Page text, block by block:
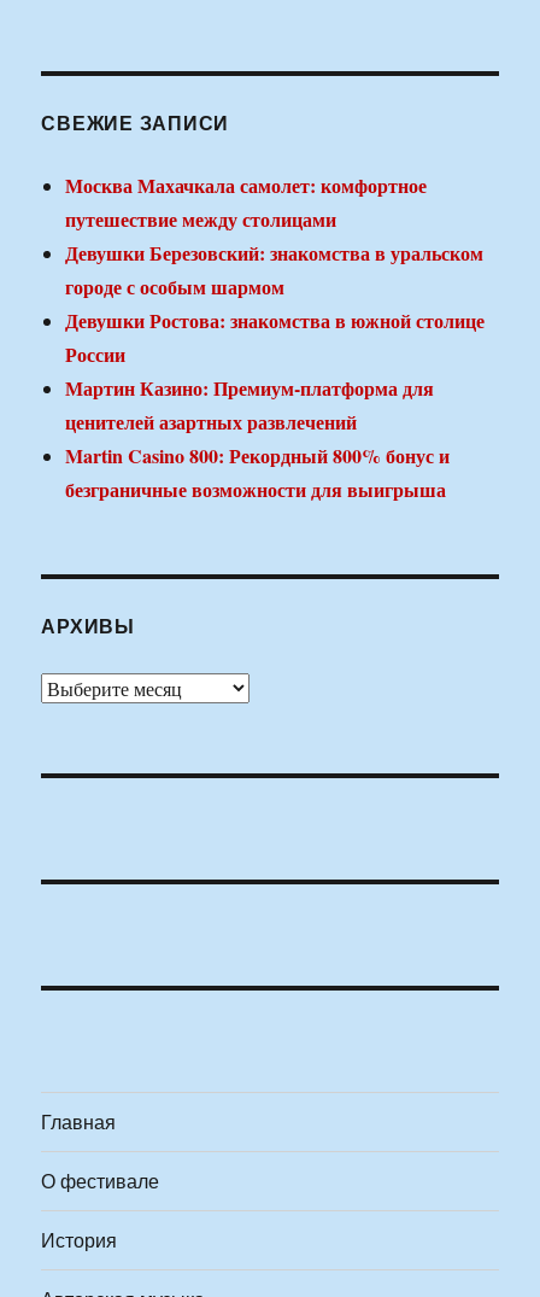
СВЕЖИЕ ЗАПИСИ
Москва Махачкала самолет: комфортное
путешествие между столицами
Девушки Березовский: знакомства в уральском
городе с особым шармом
Девушки Ростова: знакомства в южной столице
России
Мартин Казино: Премиум-платформа для
ценителей азартных развлечений
Martin Casino 800: Рекордный 800% бонус и
безграничные возможности для выигрыша
АРХИВЫ
Архивы
Главная
О фестивале
История